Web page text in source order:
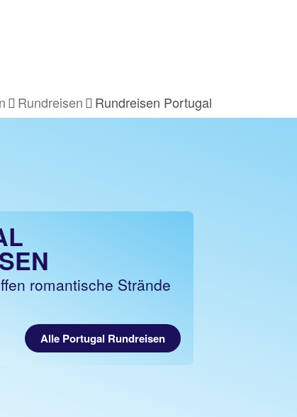
Rundreisen Rundreisen Portugal
romantische Strände
Alle Portugal Rundreisen